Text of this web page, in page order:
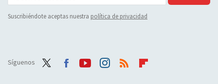
Suscribiéndote aceptas nuestra política de privacidad
Síguenos